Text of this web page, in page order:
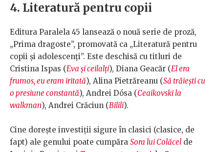
4. Literatură pentru copii
Editura Paralela 45 lansează o nouă serie de proză,
„Prima dragoste”, promovată ca „Literatură pentru
copii și adolescenți”. Este deschisă cu titluri de
Cristina Ispas (Eva și ceilalți), Diana Geacăr (El era
frumos, eu eram iritată), Alina Pietrăreanu (Să trăiești cu
o presiune constantă), Andrei Dósa (Ceaikovski la
walkman), Andrei Crăciun (Bilili).
Cine dorește investiții sigure în clasici (clasice, de
fapt) ale genului poate cumpăra Sora lui Colăcel de